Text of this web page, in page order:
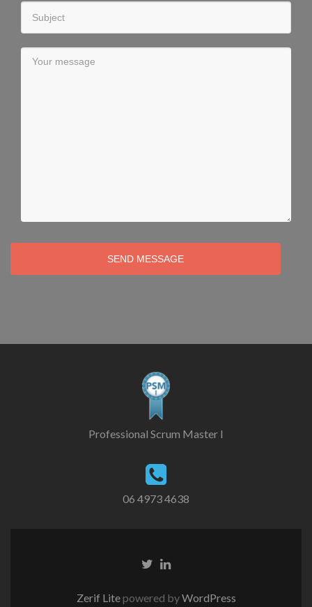
SEND MESSAGE
Professional Scrum Master I
06 4973 4638
Zerif Litepowered byWordPress